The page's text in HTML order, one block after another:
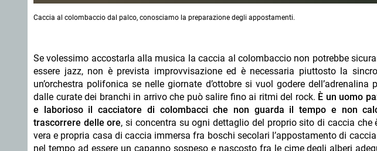
Caccia al colombaccio dal palco, conosciamo la preparazione degli appostamenti.
Se volessimo accostarla alla musica la caccia al colombaccio non potrebbe
essere jazz, non è prevista improvvisazione ed è necessaria piuttosto la
un’orchestra polifonica se nelle giornate d’ottobre si vuol godere dell’adrenalina
dalle curate dei branchi in arrivo che può salire fino ai ritmi del rock. È un uomo
e laborioso il cacciatore di colombacci che non guarda il tempo e non
trascorrere delle ore, si concentra su ogni dettaglio del proprio sito di caccia che
vera e propria casa di caccia immersa fra boschi secolari l’appostamento di
nel tempo ad essere un capanno sospeso e nascosto fra le cime degli alberi